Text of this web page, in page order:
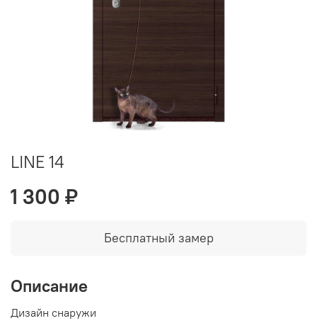
LINE 14
1 300 ₽
Бесплатный замер
Описание
Дизайн снаружи